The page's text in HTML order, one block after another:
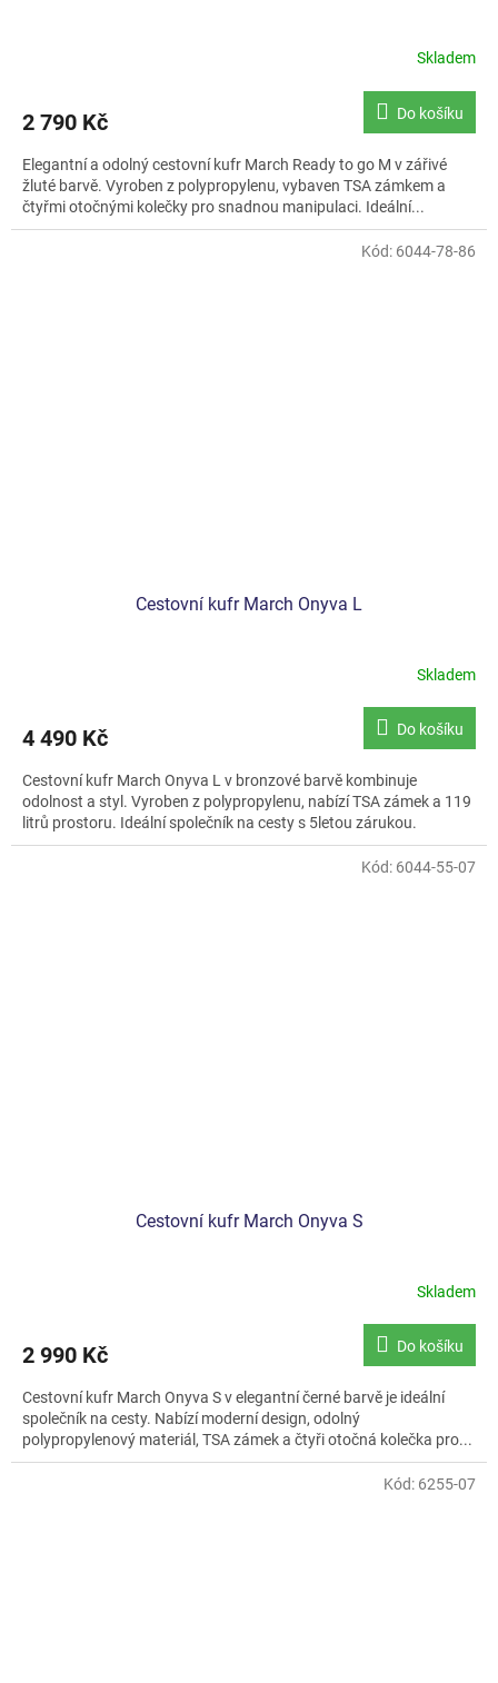
Skladem
2 790 Kč Do košíku
Elegantní a odolný cestovní kufr March Ready to go M v zářivé
žluté barvě. Vyroben z polypropylenu, vybaven TSA zámkem a
čtyřmi otočnými kolečky pro snadnou manipulaci. Ideální...
Cestovní kufr March Onyva L
Skladem
4 490 Kč Do košíku
Cestovní kufr March Onyva L v bronzové barvě kombinuje
odolnost a styl. Vyroben z polypropylenu, nabízí TSA zámek a 119
litrů prostoru. Ideální společník na cesty s 5letou zárukou.
Kód: 6044-78-86
Cestovní kufr March Onyva S
Skladem
2 990 Kč Do košíku
Cestovní kufr March Onyva S v elegantní černé barvě je ideální
společník na cesty. Nabízí moderní design, odolný
polypropylenový materiál, TSA zámek a čtyři otočná kolečka pro...
Kód: 6044-55-07
Kód: 6255-07